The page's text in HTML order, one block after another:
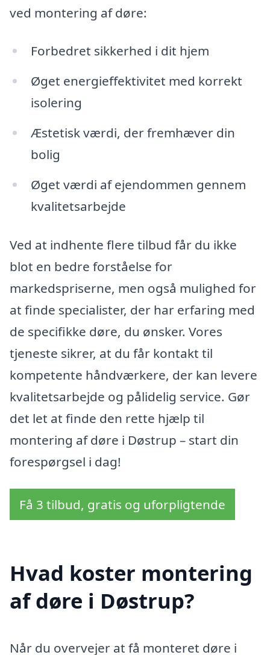
ved montering af døre:
Forbedret sikkerhed i dit hjem
Øget energieffektivitet med korrekt
isolering
Æstetisk værdi, der fremhæver din
bolig
Øget værdi af ejendommen gennem
kvalitetsarbejde
Ved at indhente flere tilbud får du ikke
blot en bedre forståelse for
markedspriserne, men også mulighed for
at finde specialister, der har erfaring med
de specifikke døre, du ønsker. Vores
tjeneste sikrer, at du får kontakt til
kompetente håndværkere, der kan levere
kvalitetsarbejde og pålidelig service. Gør
det let at finde den rette hjælp til
montering af døre i Døstrup – start din
forespørgsel i dag!
Få 3 tilbud, gratis og uforpligtende
Hvad koster montering
af døre i Døstrup?
Når du overvejer at få monteret døre i